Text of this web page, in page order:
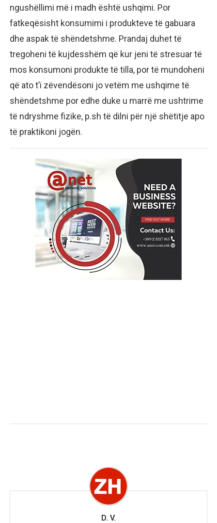
ngushëllimi më i madh është ushqimi. Por
fatkeqësisht konsumimi i produkteve të gabuara
dhe aspak të shëndetshme. Prandaj duhet të
tregoheni të kujdesshëm që kur jeni të stresuar të
mos konsumoni produkte të tilla, por të mundoheni
që ato t’i zëvendësoni jo vetëm me ushqime të
shëndetshme por edhe duke u marrë me ushtrime
të ndryshme fizike, p.sh të dilni për një shëtitje apo
të praktikoni jogën.
D. V.